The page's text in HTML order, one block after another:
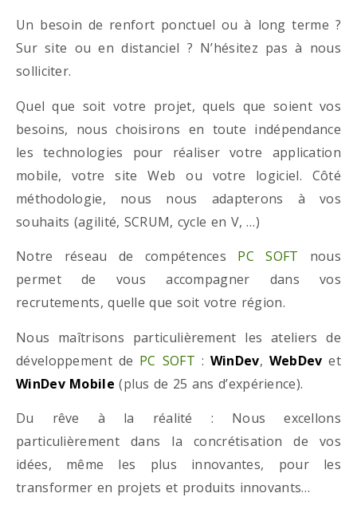
Un besoin de renfort ponctuel ou à long terme ?
Sur site ou en distanciel ? N’hésitez pas à nous
solliciter.
Quel que soit votre projet, quels que soient vos
besoins, nous choisirons en toute indépendance
les technologies pour réaliser votre application
mobile, votre site Web ou votre logiciel. Côté
méthodologie, nous nous adapterons à vos
souhaits (agilité, SCRUM, cycle en V, …)
Notre réseau de compétences PC SOFT nous
permet de vous accompagner dans vos
recrutements, quelle que soit votre région.
Nous maîtrisons particulièrement les ateliers de
développement de PC SOFT : WinDev, WebDev et
WinDev Mobile (plus de 25 ans d’expérience).
Du rêve à la réalité : Nous excellons
particulièrement dans la concrétisation de vos
idées, même les plus innovantes, pour les
transformer en projets et produits innovants…